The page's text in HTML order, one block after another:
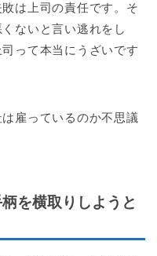
は上司の責任です。そ
ないと言い逃れをし
って本当にうざいです
雇っているのか不思議
を横取りしようと